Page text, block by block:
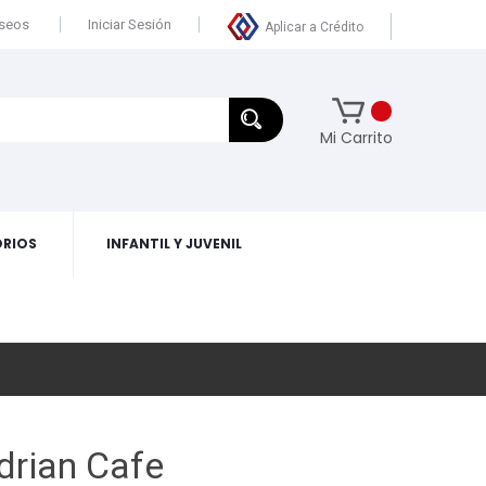
Aplicar a Crédito
Iniciar Sesión
Mi Carrito
INFANTIL Y JUVENIL
Cafe